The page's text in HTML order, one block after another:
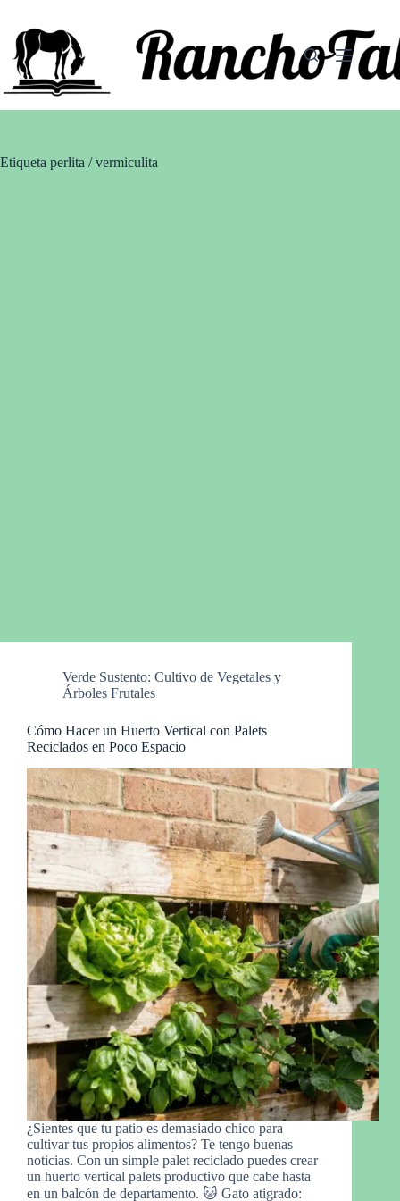
contenido
Etiqueta perlita / vermiculita
Verde Sustento: Cultivo de Vegetales y
Árboles Frutales
Cómo Hacer un Huerto Vertical con Palets
Reciclados en Poco Espacio
¿Sientes que tu patio es demasiado chico para
cultivar tus propios alimentos? Te tengo buenas
noticias. Con un simple palet reciclado puedes crear
un huerto vertical palets productivo que cabe hasta
en un balcón de departamento. 🐱 Gato atigrado: